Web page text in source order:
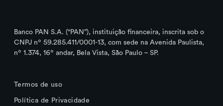
Banco PAN S.A. (“PAN”), instituição financeira, inscrita sob o
CNPJ nº 59.285.411/0001-13, com sede na Avenida Paulista,
nº 1.374, 16º andar, Bela Vista, São Paulo – SP.
Termos de uso
Política de Privacidade